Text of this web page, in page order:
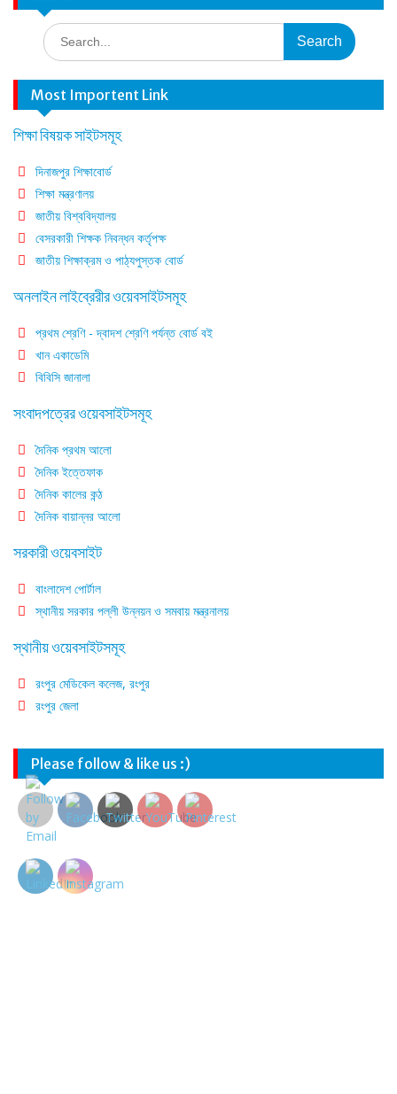
Search
for:
Most Importent Link
শিক্ষা বিষয়ক সাইটসমূহ
দিনাজপুর শিক্ষাবোর্ড
শিক্ষা মন্ত্রণালয়
জাতীয় বিশ্ববিদ্যালয়
বেসরকারী শিক্ষক নিবন্ধন কর্তৃপক্ষ
জাতীয় শিক্ষাক্রম ও পাঠ্যপুস্তক বোর্ড
অনলাইন লাইব্রেরীর ওয়েবসাইটসমূহ
প্রথম শ্রেণি - দ্বাদশ শ্রেণি পর্যন্ত বোর্ড বই
খান একাডেমি
বিবিসি জানালা
সংবাদপত্রের ওয়েবসাইটসমূহ
দৈনিক প্রথম আলো
দৈনিক ইত্তেফাক
দৈনিক কালের কন্ঠ
দৈনিক বায়ান্নর আলো
সরকারী ওয়েবসাইট
বাংলাদেশ পোর্টাল
স্থানীয় সরকার পল্লী উন্নয়ন ও সমবায় মন্ত্রনালয়
স্থানীয় ওয়েবসাইটসমূহ
রংপুর মেডিকেল কলেজ, রংপুর
রংপুর জেলা
Please follow & like us :)